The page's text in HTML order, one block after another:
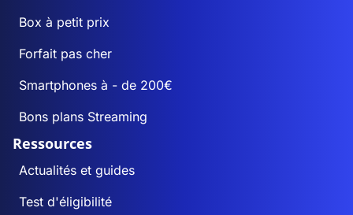
Box à petit prix
Forfait pas cher
Smartphones à - de 200€
Bons plans Streaming
Ressources
Actualités et guides
Test d'éligibilité